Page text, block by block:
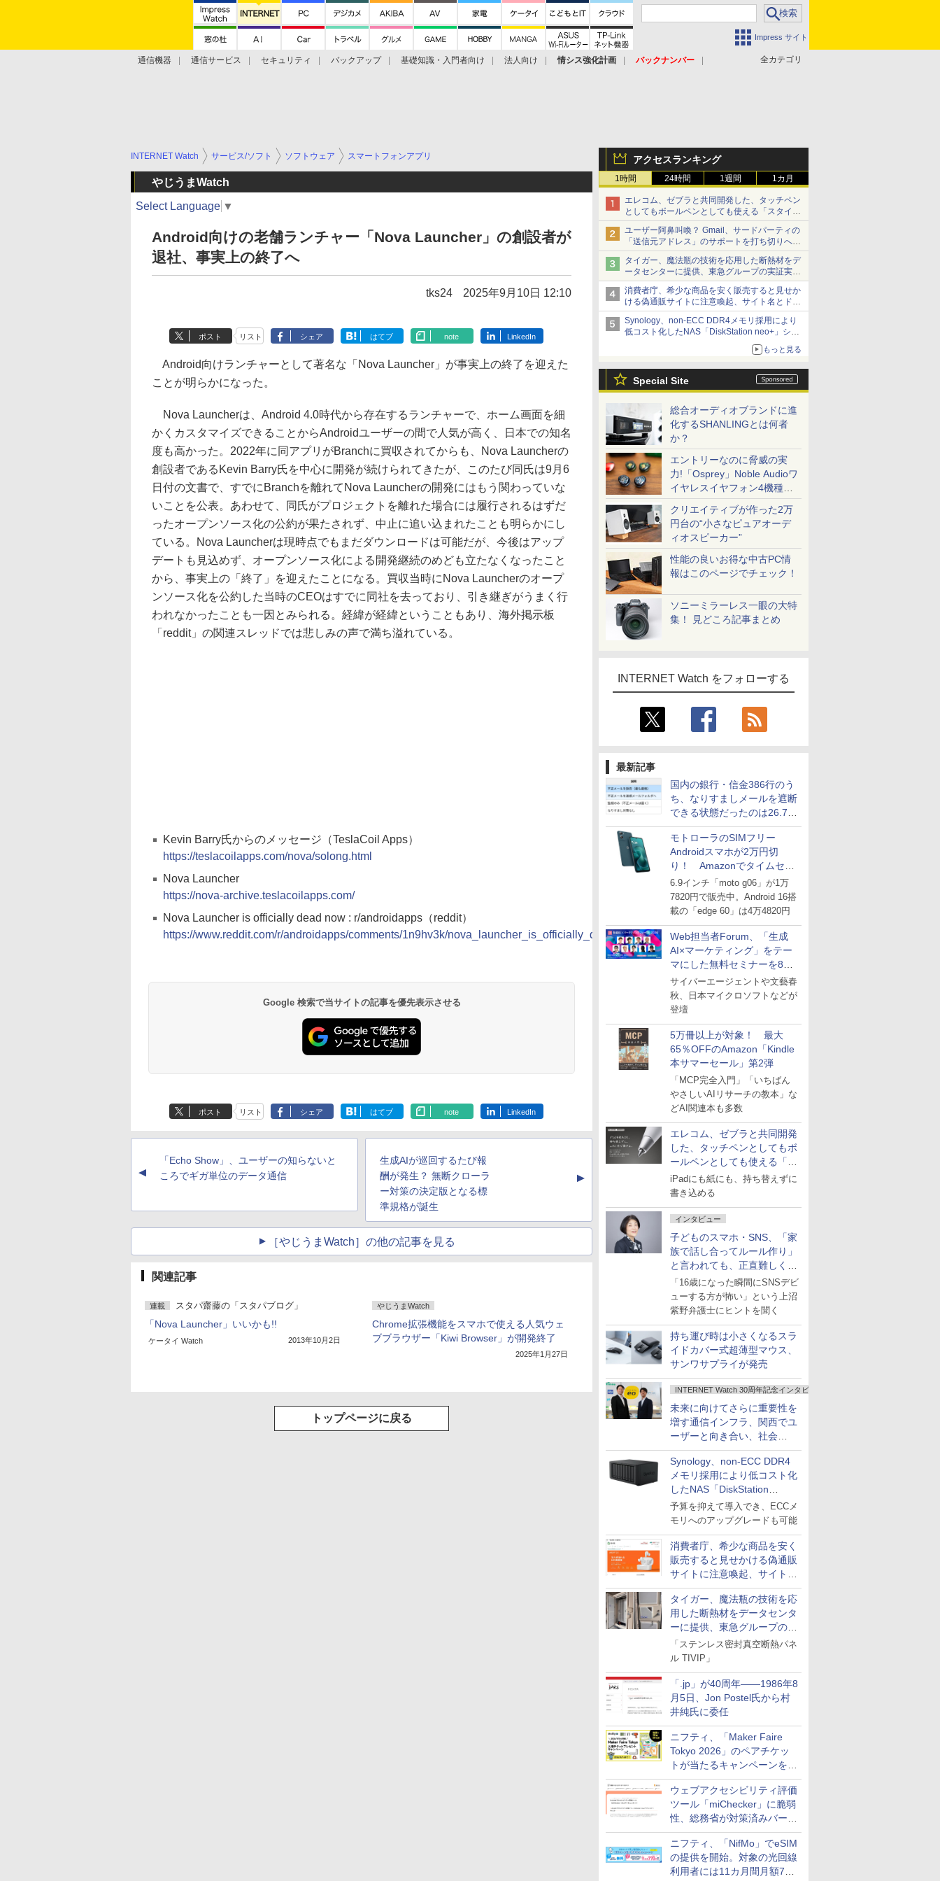
Impress サイト
全カテゴリ
通信機器 通信サービス セキュリティ バックアップ 基礎知識・入門者向け 法人向け 情シス強化計画
バックナンバー
アクセスランキング
1時間 24時間 1週間 1カ月
エレコム、ゼブラと共同開発した、タッチペン
としてもボールペンとしても使える「スタイラ
スツーウェイ」発売 iPadにも紙にも、持ち替
えずに書き込める
ユーザー阿鼻叫喚？ Gmail、サードパーティの
「送信元アドレス」のサポートを打ち切りへ
【やじうまWatch】
タイガー、魔法瓶の技術を応用した断熱材をデ
ータセンターに提供、東急グループの実証実験
で 「ステンレス密封真空断熱パネル TIVIP」
消費者庁、希少な商品を安く販売すると見せか
ける偽通販サイトに注意喚起、サイト名とドメ
イン名を公表
Synology、non-ECC DDR4メモリ採用により
低コスト化したNAS「DiskStation neo+」シリ
ーズ 予算を抑えて導入でき、ECCメモリへの
もっと見る
Special Site
総合オーディオブランドに進
化するSHANLINGとは何者
か？
エントリーなのに脅威の実
力!「Osprey」Noble Audioワ
イヤレスイヤフォン4機種を
一気に聴く
クリエイティブが作った2万
円台の“小さなピュアオーデ
ィオスピーカー”
性能の良いお得な中古PC情
報はこのページでチェック！
ソニーミラーレス一眼の大特
集！ 見どころ記事まとめ
INTERNET Watch をフォローする
最新記事
国内の銀行・信金386行のう
ち、なりすましメールを遮断
できる状態だったのは26.7％
にとどまる～GMOブランド
セキュリティ調査
モトローラのSIMフリー
Androidスマホが2万円切
り！ Amazonでタイムセー
ル
6.9インチ「moto g06」が1万
7820円で販売中。Android 16搭
載の「edge 60」は4万4820円
Web担当者Forum、「生成
AI×マーケティング」をテー
マにした無料セミナーを8月
27日にオンライン開催
サイバーエージェントや文藝春
秋、日本マイクロソフトなどが
登壇
5万冊以上が対象！ 最大
65％OFFのAmazon「Kindle
本サマーセール」第2弾
「MCP完全入門」「いちばん
やさしいAIリサーチの教本」な
どAI関連本も多数
エレコム、ゼブラと共同開発
した、タッチペンとしてもボ
ールペンとしても使える「ス
タイラスツーウェイ」発売
iPadにも紙にも、持ち替えずに
書き込める
インタビュー
子どものスマホ・SNS、「家
族で話し合ってルール作り」
と言われても、正直難しくな
いですか？
「16歳になった瞬間にSNSデビ
ューする方が怖い」という上沼
紫野弁護士にヒントを聞く
持ち運び時は小さくなるスラ
イドカバー式超薄型マウス、
サンワサプライが発売
INTERNET Watch 30周年記念インタビュー
未来に向けてさらに重要性を
増す通信インフラ、関西でユ
ーザーと向き合い、社会
の“あたらしい”を起動し続け
る～オプテージ
Synology、non-ECC DDR4
メモリ採用により低コスト化
したNAS「DiskStation
neo+」シリーズ
予算を抑えて導入でき、ECCメ
モリへのアップグレードも可能
消費者庁、希少な商品を安く
販売すると見せかける偽通販
サイトに注意喚起、サイト名
とドメイン名を公表
タイガー、魔法瓶の技術を応
用した断熱材をデータセンタ
ーに提供、東急グループの実
証実験で
「ステンレス密封真空断熱パネ
ル TIVIP」
「.jp」が40周年――1986年8
月5日、Jon Postel氏から村
井純氏に委任
ニフティ、「Maker Faire
Tokyo 2026」のペアチケッ
トが当たるキャンペーンをX
で実施。8月16日まで
ウェブアクセシビリティ評価
ツール「miChecker」に脆弱
性、総務省が対策済みバージ
ョンへの更新を呼び掛け
ニフティ、「NifMo」でeSIM
の提供を開始。対象の光回線
利用者には11カ月間月額770
INTERNET Watch サービス/ソフト ソフトウェア スマートフォンアプリ
やじうまWatch
Select Language ▼
Android向けの老舗ランチャー「Nova Launcher」の創設者が
退社、事実上の終了へ
tks24 2025年9月10日 12:10
ポスト リスト シェア はてブ note LinkedIn
Android向けランチャーとして著名な「Nova Launcher」が事実上の終了を迎えた
ことが明らかになった。
Nova Launcherは、Android 4.0時代から存在するランチャーで、ホーム画面を細
かくカスタマイズできることからAndroidユーザーの間で人気が高く、日本での知名
度も高かった。2022年に同アプリがBranchに買収されてからも、Nova Launcherの
創設者であるKevin Barry氏を中心に開発が続けられてきたが、このたび同氏は9月6
日付の文書で、すでにBranchを離れてNova Launcherの開発にはもう関わっていな
いことを公表。あわせて、同氏がプロジェクトを離れた場合には履行されるはずだ
ったオープンソース化の公約が果たされず、中止に追い込まれたことも明らかにし
ている。Nova Launcherは現時点でもまだダウンロードは可能だが、今後はアップ
デートも見込めず、オープンソース化による開発継続のめども立たなくなったこと
から、事実上の「終了」を迎えたことになる。買収当時にNova Launcherのオープ
ンソース化を公約した当時のCEOはすでに同社を去っており、引き継ぎがうまく行
われなかったことも一因とみられる。経緯が経緯ということもあり、海外掲示板
「reddit」の関連スレッドでは悲しみの声で満ち溢れている。
Kevin Barry氏からのメッセージ（TeslaCoil Apps）
https://teslacoilapps.com/nova/solong.html
Nova Launcher
https://nova-archive.teslacoilapps.com/
Nova Launcher is officially dead now : r/androidapps（reddit）
https://www.reddit.com/r/androidapps/comments/1n9hv3k/nova_launcher_is_officially_dead_now/
Google 検索で当サイトの記事を優先表示させる
ポスト リスト シェア はてブ note LinkedIn
▲
「Echo Show」、ユーザーの知らないと
ころでギガ単位のデータ通信
生成AIが巡回するたび報
酬が発生？ 無断クローラ
ー対策の決定版となる標
準規格が誕生
▲
［やじうまWatch］の他の記事を見る
関連記事
連載 スタパ齋藤の「スタパブログ」
「Nova Launcher」いいかも!!
ケータイ Watch 2013年10月2日
やじうまWatch
Chrome拡張機能をスマホで使える人気ウェ
ブブラウザー「Kiwi Browser」が開発終了
2025年1月27日
トップページに戻る